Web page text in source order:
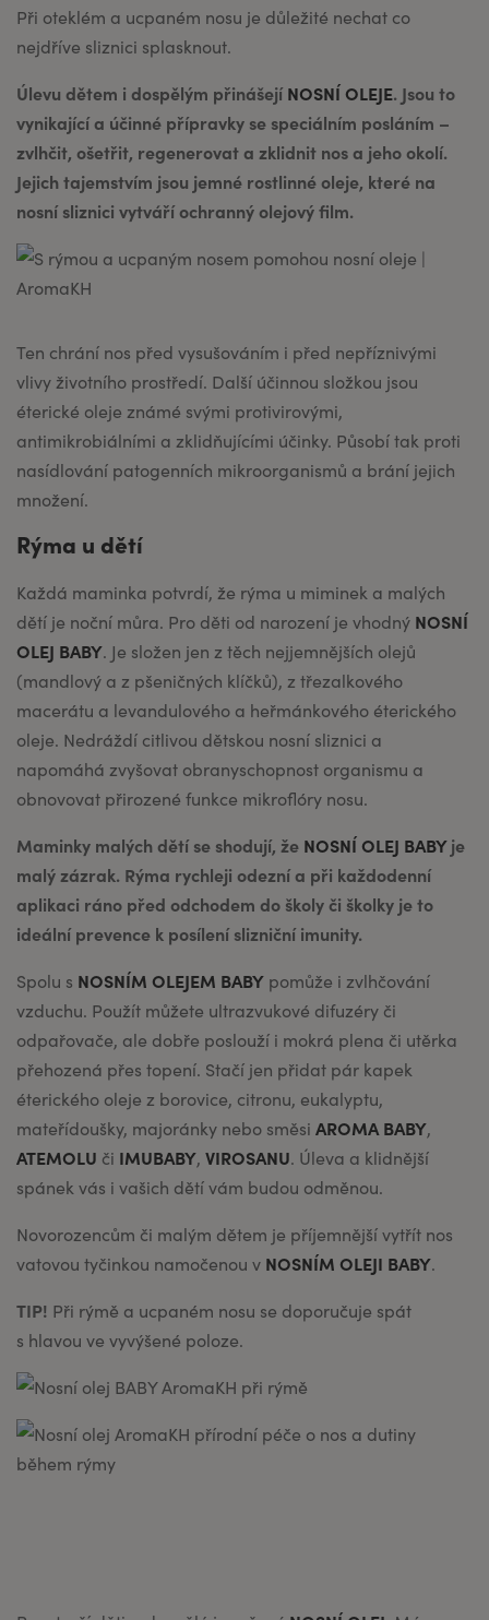
Při oteklém a ucpaném nosu je důležité nechat co
nejdříve sliznici splasknout.
Úlevu dětem i dospělým přinášejí NOSNÍ OLEJE. Jsou to
vynikající a účinné přípravky se speciálním posláním –
zvlhčit, ošetřit, regenerovat a zklidnit nos a jeho okolí.
Jejich tajemstvím jsou jemné rostlinné oleje, které na
nosní sliznici vytváří ochranný olejový film.
Ten chrání nos před vysušováním i před nepříznivými
vlivy životního prostředí. Další účinnou složkou jsou
éterické oleje známé svými protivirovými,
antimikrobiálními a zklidňujícími účinky. Působí tak proti
nasídlování patogenních mikroorganismů a brání jejich
množení.
Rýma u dětí
Každá maminka potvrdí, že rýma u miminek a malých
dětí je noční můra. Pro děti od narození je vhodný NOSNÍ
OLEJ BABY. Je složen jen z těch nejjemnějších olejů
(mandlový a z pšeničných klíčků), z třezalkového
macerátu a levandulového a heřmánkového éterického
oleje. Nedráždí citlivou dětskou nosní sliznici a
napomáhá zvyšovat obranyschopnost organismu a
obnovovat přirozené funkce mikroflóry nosu.
Maminky malých dětí se shodují, že NOSNÍ OLEJ BABYje
malý zázrak. Rýma rychleji odezní a při každodenní
aplikaci ráno před odchodem do školy či školky je to
ideální prevence k posílení slizniční imunity.
Spolu s NOSNÍM OLEJEM BABY pomůže i zvlhčování
vzduchu. Použít můžete ultrazvukové difuzéry či
odpařovače, ale dobře poslouží i mokrá plena či utěrka
přehozená přes topení. Stačí jen přidat pár kapek
éterického oleje z borovice, citronu, eukalyptu,
mateřídoušky, majoránky nebo směsi AROMA BABY,
ATEMOLU či IMUBABY, VIROSANU. Úleva a klidnější
spánek vás i vašich dětí vám budou odměnou.
Novorozencům či malým dětem je příjemnější vytřít nos
vatovou tyčinkou namočenou v NOSNÍM OLEJI BABY.
TIP! Při rýmě a ucpaném nosu se doporučuje spát
s hlavou ve vyvýšené poloze.